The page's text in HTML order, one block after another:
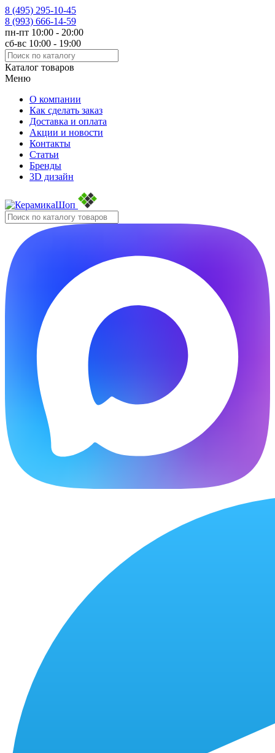
8 (495) 295-10-45
8 (993) 666-14-59
пн-пт 10:00 - 20:00
сб-вс 10:00 - 19:00
Каталог товаров
Меню
О компании
Как сделать заказ
Доставка и оплата
Акции и новости
Контакты
Статьи
Бренды
3D дизайн